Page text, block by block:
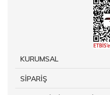
KURUMSAL
SİPARİŞ